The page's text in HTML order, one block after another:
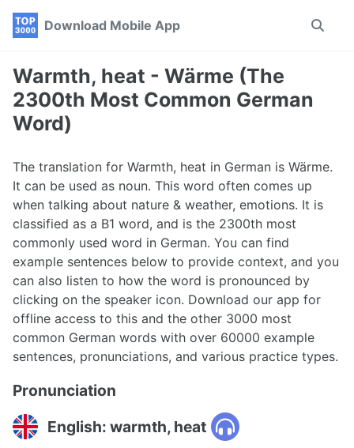
Skip
navigation
Skip
Skip
Download Mobile App
Toggle
Warmth, heat - Wärme (The
2300th Most Common German
Word)
The translation for Warmth, heat in German is Wärme.
It can be used as noun. This word often comes up
when talking about nature & weather, emotions. It is
classified as a B1 word, and is the 2300th most
commonly used word in German. You can find
example sentences below to provide context, and you
can also listen to how the word is pronounced by
clicking on the speaker icon. Download our app for
offline access to this and the other 3000 most
common German words with over 60000 example
sentences, pronunciations, and various practice types.
Pronunciation
English: warmth, heat